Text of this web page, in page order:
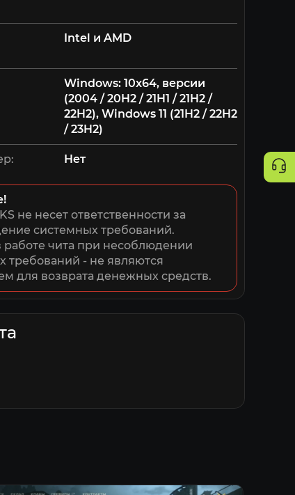
Intel и AMD
W indows : 10x64, версии
(2004 / 20H2 / 21H1 / 21H2 /
22H2), Windows 11 (21H2 / 22H2
/ 23H2)
Нет
не несет ответственности за
системных требований.
чита при несоблюдении
требований - не являются
для возврата денежных средств.